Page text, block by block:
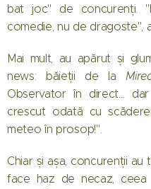
bat joc" de concurenți.
comedie, nu de dragoste",
Mai mult, au apărut și
news: băieții de la
Observator în direct…
crescut odată cu
meteo în prosop!".
Chiar și așa, concurenții
face haz de necaz,